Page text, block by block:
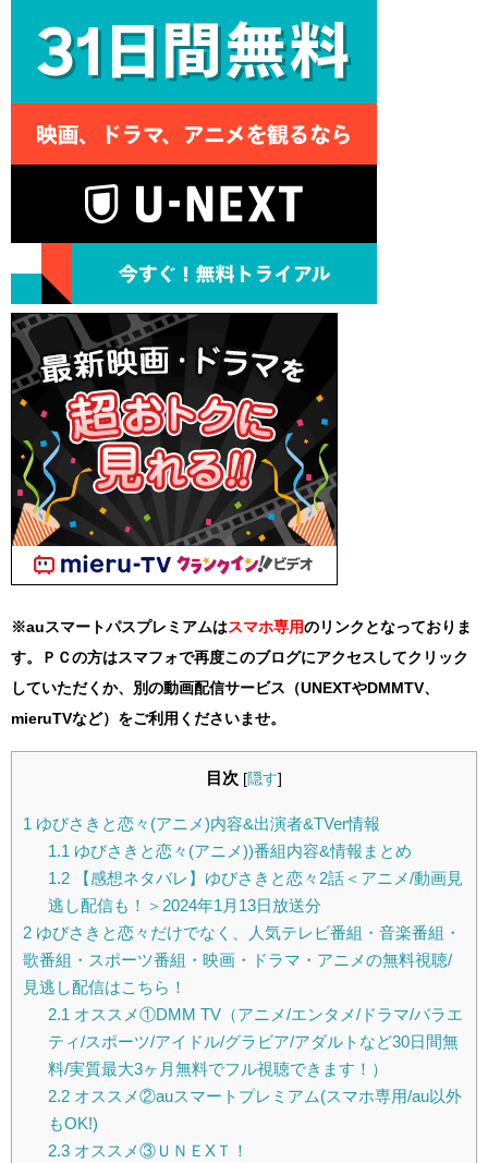
※auスマートパスプレミアムはスマホ専用のリンクとなっておりま
す。ＰＣの方はスマフォで再度このブログにアクセスしてクリック
していただくか、別の動画配信サービス（UNEXTやDMMTV、
mieruTVなど）をご利用くださいませ。
目次 [隠す]
1 ゆびさきと恋々(アニメ)内容&出演者&TVer情報
1.1ゆびさきと恋々(アニメ))番組内容&情報まとめ
1.2【感想ネタバレ】ゆびさきと恋々2話＜アニメ/動画見
逃し配信も！＞2024年1月13日放送分
2 ゆびさきと恋々だけでなく、人気テレビ番組・音楽番組・
歌番組・スポーツ番組・映画・ドラマ・アニメの無料視聴/
見逃し配信はこちら！
2.1オススメ①DMM TV（アニメ/エンタメ/ドラマ/バラエ
ティ/スポーツ/アイドル/グラビア/アダルトなど30日間無
料/実質最大3ヶ月無料でフル視聴できます！）
2.2オススメ②auスマートプレミアム(スマホ専用/au以外
もOK!)
2.3オススメ③ＵＮＥXＴ！